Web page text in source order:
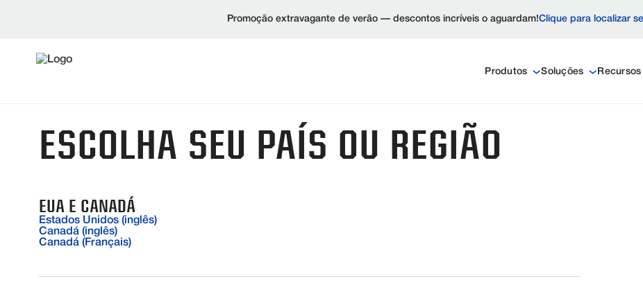
Promoção extravagante de verão — descontos incríveis o aguardam!Clique para localizar
Produtos Soluções Recursos
ESCOLHA SEU PAÍS OU REGIÃO
EUA E CANADÁ
Estados Unidos (inglês)
Canadá (inglês)
Canadá (Français)